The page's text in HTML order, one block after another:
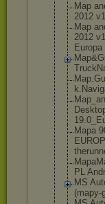
Map
2012
Map
2012
Mapa
PL
MS
(mapy-